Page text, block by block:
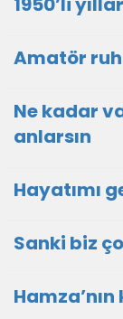
Amatör
Ne kadar
anlarsın
Hayatımı
Sanki biz